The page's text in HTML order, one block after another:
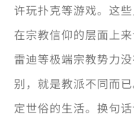
许玩扑克等游戏。这
在宗教信仰的层面上
雷迪等极端宗教势力
别，就是教派不同而
定世俗的生活。换句